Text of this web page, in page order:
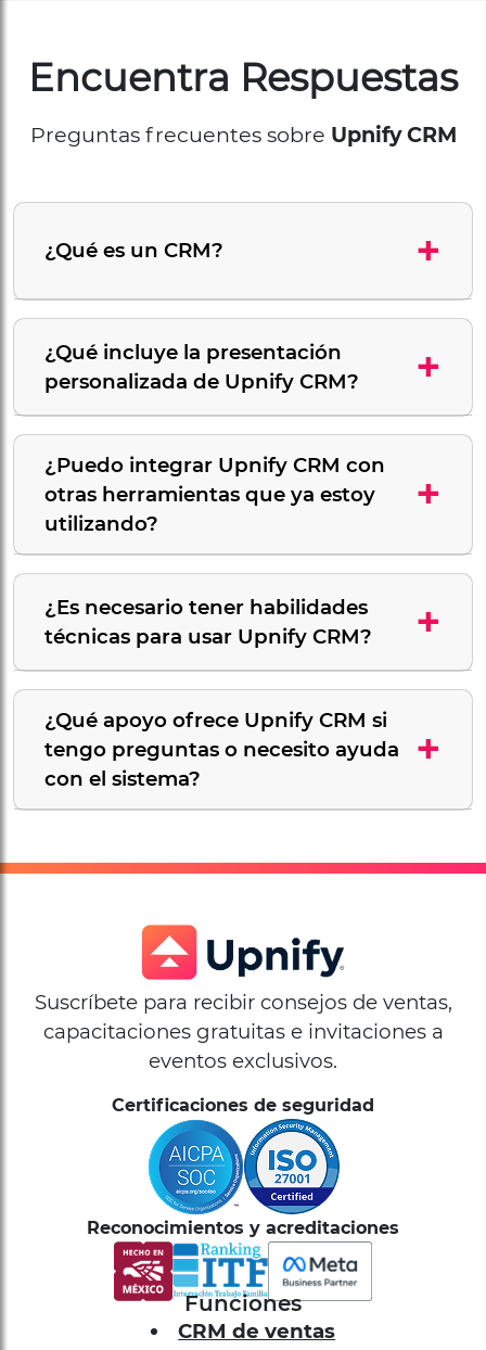
Encuentra Respuestas
Preguntas frecuentes sobre Upnify CRM
¿Qué es un CRM? +
¿Qué incluye la presentación
personalizada de Upnify CRM?
+
¿Puedo integrar Upnify CRM con
otras herramientas que ya estoy
utilizando?
+
¿Es necesario tener habilidades
técnicas para usar Upnify CRM?
+
¿Qué apoyo ofrece Upnify CRM si
tengo preguntas o necesito ayuda
con el sistema?
+
Suscríbete para recibir consejos de ventas,
capacitaciones gratuitas e invitaciones a
eventos exclusivos.
Certificaciones de seguridad
Reconocimientos y acreditaciones
Funciones
CRM de ventas